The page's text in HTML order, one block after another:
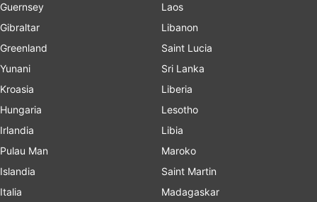
Guernsey
Gibraltar
Greenland
Yunani
Kroasia
Hungaria
Irlandia
Pulau Man
Islandia
Italia
Laos
Libanon
Saint Lucia
Sri Lanka
Liberia
Lesotho
Libia
Maroko
Saint Martin
Madagaskar